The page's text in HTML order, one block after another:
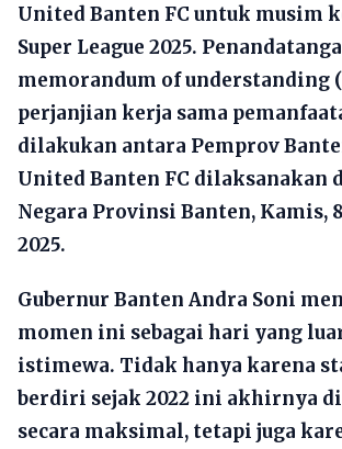
United Banten FC untuk musim
Super League 2025.
memorandum of understanding
perjanjian kerja sama
dilakukan antara Pemprov
United Banten FC dilaksanakan
Negara Provinsi Banten, Kamis,
2025.
Gubernur Banten Andra Soni
momen ini sebagai hari yang
istimewa. Tidak hanya karena
berdiri sejak 2022 ini akhirnya
secara maksimal, tetapi juga